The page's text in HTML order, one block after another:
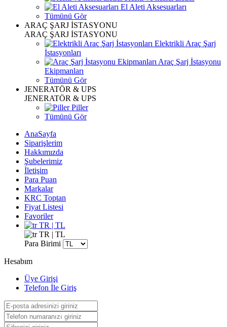
El Aleti Aksesuarları
Tümünü Gör
ARAÇ ŞARJ İSTASYONU
ARAÇ ŞARJ İSTASYONU
Elektrikli Araç Şarj
İstasyonları
Araç Şarj İstasyonu
Ekipmanları
Tümünü Gör
JENERATÖR & UPS
JENERATÖR & UPS
Piller
Tümünü Gör
AnaSayfa
Siparişlerim
Hakkımızda
Şubelerimiz
İletişim
Para Puan
Markalar
KRC Toptan
Fiyat Listesi
Favoriler
TR | TL
TR | TL
Para Birimi
Hesabım
Üye Girişi
Telefon İle Giriş